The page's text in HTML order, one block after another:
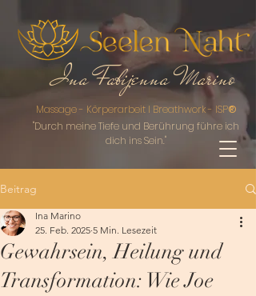
Ina Fabijenna Marino
Massage - Körperarbeit I Breathwork - ISP®
"Durch meine Tiefe und Berührung führe ich
dich ins Sein."
Beitrag
Gewahrsein, Heilung und
Transformation: Wie Joe
Ina Marino
25. Feb. 2025 5 Min. Lesezeit